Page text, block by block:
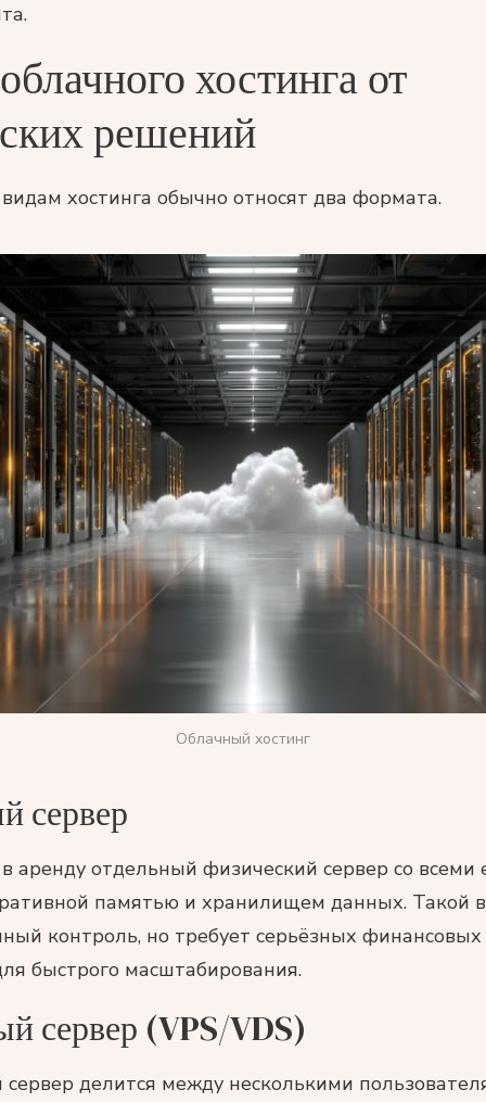
хостинга от
решений
хостинга обычно относят два формата.
Облачный хостинг
сервер
аренду отдельный физический сервер со всеми
памятью и хранилищем данных. Такой
контроль, но требует серьёзных
быстрого масштабирования.
сервер (VPS/VDS)
делится между несколькими